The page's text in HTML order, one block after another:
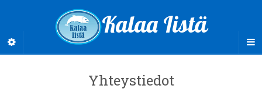
Kalaa Iistä
Yhteystiedot